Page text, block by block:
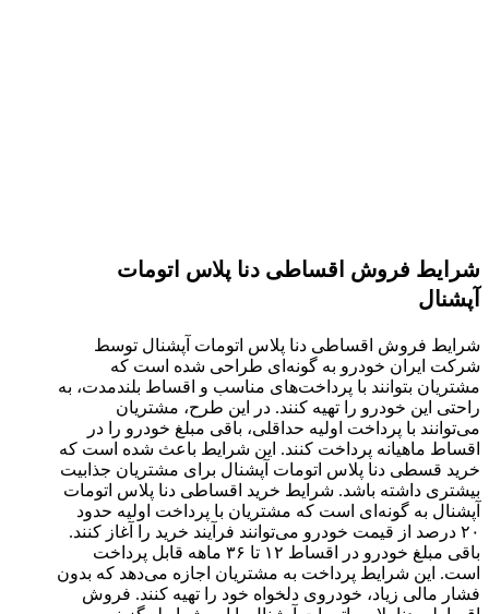
شرایط فروش اقساطی دنا پلاس اتومات
آپشنال
شرایط فروش اقساطی دنا پلاس اتومات آپشنال توسط
شرکت ایران خودرو به گونه‌ای طراحی شده است که
مشتریان بتوانند با پرداخت‌های مناسب و اقساط بلندمدت، به
راحتی این خودرو را تهیه کنند. در این طرح، مشتریان
می‌توانند با پرداخت اولیه حداقلی، باقی مبلغ خودرو را در
اقساط ماهیانه پرداخت کنند. این شرایط باعث شده است که
خرید قسطی دنا پلاس اتومات آپشنال برای مشتریان جذابیت
بیشتری داشته باشد. شرایط خرید اقساطی دنا پلاس اتومات
آپشنال به گونه‌ای است که مشتریان با پرداخت اولیه حدود
۲۰ درصد از قیمت خودرو می‌توانند فرآیند خرید را آغاز کنند.
باقی مبلغ خودرو در اقساط ۱۲ تا ۳۶ ماهه قابل پرداخت
است. این شرایط پرداخت به مشتریان اجازه می‌دهد که بدون
فشار مالی زیاد، خودروی دلخواه خود را تهیه کنند. فروش